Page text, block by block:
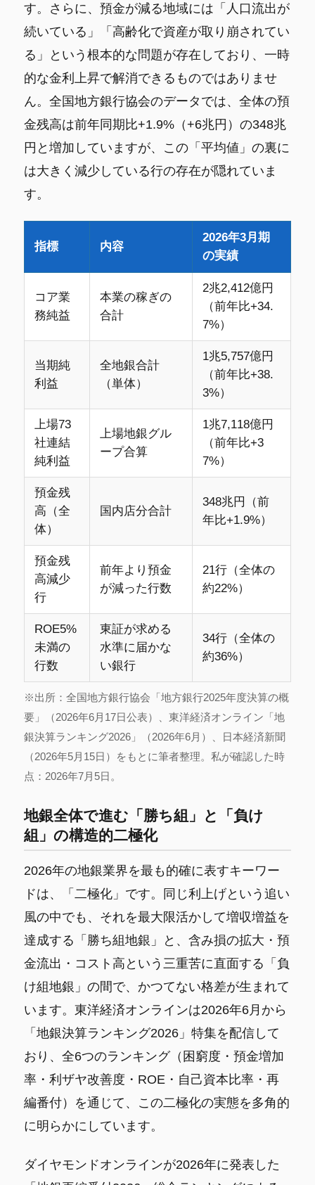
す。さらに、預金が減る地域には「人口流出が
続いている」「高齢化で資産が取り崩されてい
る」という根本的な問題が存在しており、一時
的な金利上昇で解消できるものではありませ
ん。全国地方銀行協会のデータでは、全体の預
金残高は前年同期比+1.9%（+6兆円）の348兆
円と増加していますが、この「平均値」の裏に
は大きく減少している行の存在が隠れていま
す。
指標 内容
2026年3月期
の実績
コア業
務純益
本業の稼ぎの
合計
2兆2,412億円
（前年比+34.
7%）
当期純
利益
全地銀合計
（単体）
1兆5,757億円
（前年比+38.
3%）
上場73
社連結
純利益
上場地銀グル
ープ合算
1兆7,118億円
（前年比+3
7%）
預金残
高（全
体）
国内店分合計
348兆円（前
年比+1.9%）
預金残
高減少
行
前年より預金
が減った行数
21行（全体の
約22%）
ROE5%
未満の
行数
東証が求める
水準に届かな
い銀行
34行（全体の
約36%）
※出所：全国地方銀行協会「地方銀行2025年度決算の概
要」（2026年6月17日公表）、東洋経済オンライン「地
銀決算ランキング2026」（2026年6月）、日本経済新聞
（2026年5月15日）をもとに筆者整理。私が確認した時
点：2026年7月5日。
地銀全体で進む「勝ち組」と「負け
組」の構造的二極化
2026年の地銀業界を最も的確に表すキーワー
ドは、「二極化」です。同じ利上げという追い
風の中でも、それを最大限活かして増収増益を
達成する「勝ち組地銀」と、含み損の拡大・預
金流出・コスト高という三重苦に直面する「負
け組地銀」の間で、かつてない格差が生まれて
います。東洋経済オンラインは2026年6月から
「地銀決算ランキング2026」特集を配信して
おり、全6つのランキング（困窮度・預金増加
率・利ザヤ改善度・ROE・自己資本比率・再
編番付）を通じて、この二極化の実態を多角的
に明らかにしています。
ダイヤモンドオンラインが2026年に発表した